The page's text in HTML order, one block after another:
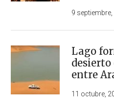
9 septiembre,
Lago
entre
11 octubre,